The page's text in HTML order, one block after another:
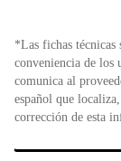
*Las fichas técnicas
conveniencia de los
comunica al
español que
corrección de esta